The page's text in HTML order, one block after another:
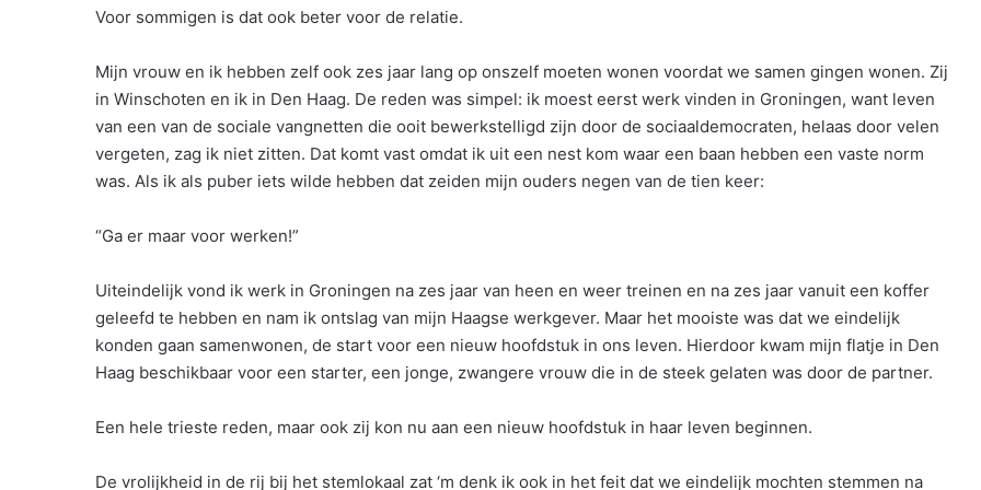
Voor sommigen is dat ook beter voor de relatie.
Mijn vrouw en ik hebben zelf ook zes jaar lang op onszelf moeten wonen voordat we samen gingen wonen. Zij
in Winschoten en ik in Den Haag. De reden was simpel: ik moest eerst werk vinden in Groningen, want leven
van een van de sociale vangnetten die ooit bewerkstelligd zijn door de sociaaldemocraten, helaas door velen
vergeten, zag ik niet zitten. Dat komt vast omdat ik uit een nest kom waar een baan hebben een vaste norm
was. Als ik als puber iets wilde hebben dat zeiden mijn ouders negen van de tien keer:
“Ga er maar voor werken!”
Uiteindelijk vond ik werk in Groningen na zes jaar van heen en weer treinen en na zes jaar vanuit een koffer
geleefd te hebben en nam ik ontslag van mijn Haagse werkgever. Maar het mooiste was dat we eindelijk
konden gaan samenwonen, de start voor een nieuw hoofdstuk in ons leven. Hierdoor kwam mijn flatje in Den
Haag beschikbaar voor een starter, een jonge, zwangere vrouw die in de steek gelaten was door de partner.
Een hele trieste reden, maar ook zij kon nu aan een nieuw hoofdstuk in haar leven beginnen.
De vrolijkheid in de rij bij het stemlokaal zat ‘m denk ik ook in het feit dat we eindelijk mochten stemmen na